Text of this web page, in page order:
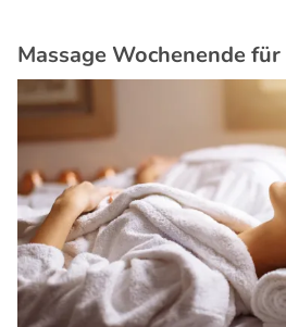
Massage Wochenende für